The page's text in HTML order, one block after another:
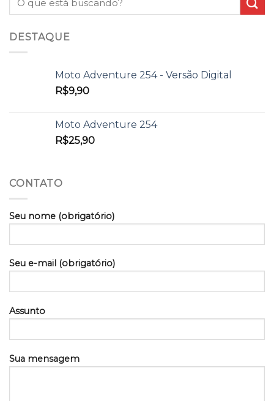
DESTAQUE
Moto Adventure 254 - Versão Digital
R$9,90
Moto Adventure 254
R$25,90
CONTATO
Seu nome (obrigatório)
Seu e-mail (obrigatório)
Assunto
Sua mensagem